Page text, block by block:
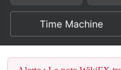
3
4
5
1
2
3
8
9
Time Machine